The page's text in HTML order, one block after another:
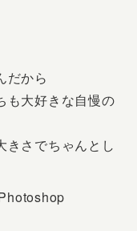
だから
も大好きな自慢の
きさでちゃんとし